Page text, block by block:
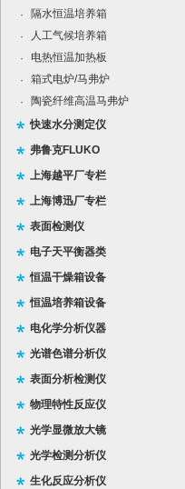
·
隔水恒温培养箱
·
人工气候培养箱
·
电热恒温加热板
·
箱式电炉/马弗炉
·
陶瓷纤维高温马弗炉
快速水分测定仪
弗鲁克FLUKO
上海越平厂专栏
上海博迅厂专栏
表面检测仪
电子天平衡器类
恒温干燥箱设备
恒温培养箱设备
电化学分析仪器
光谱色谱分析仪
表面分析检测仪
物理特性反应仪
光学显微放大镜
光学检测分析仪
生化反应分析仪